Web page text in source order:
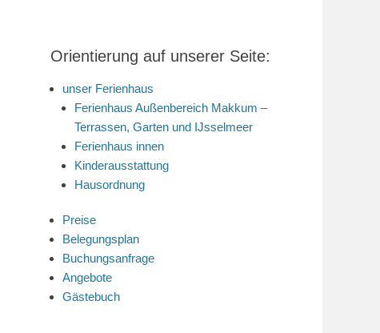
Orientierung auf unserer Seite:
unser Ferienhaus
Ferienhaus Außenbereich Makkum –
Terrassen, Garten und IJsselmeer
Ferienhaus innen
Kinderausstattung
Hausordnung
Preise
Belegungsplan
Buchungsanfrage
Angebote
Gästebuch